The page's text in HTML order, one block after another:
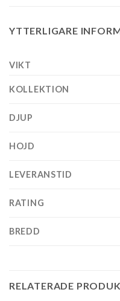
YTTERLIGARE
VIKT
KOLLEKTION
DJUP
HOJD
LEVERANSTID
RATING
BREDD
RELATERADE